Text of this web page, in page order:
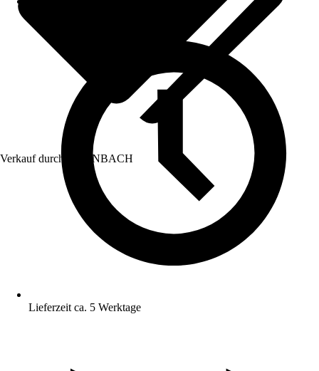
Verkauf durch: HORNBACH
Lieferzeit ca. 5 Werktage